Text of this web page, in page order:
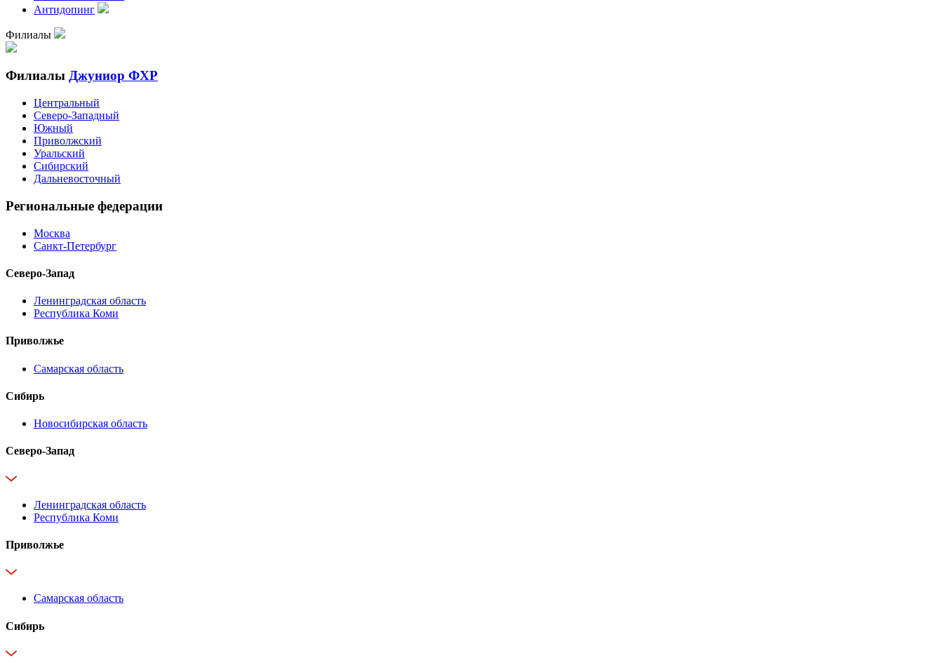
Антидопинг
Филиалы
Филиалы Джуниор ФХР
Центральный
Северо-Западный
Южный
Приволжский
Уральский
Сибирский
Дальневосточный
Региональные федерации
Москва
Санкт-Петербург
Северо-Запад
Ленинградская область
Республика Коми
Приволжье
Самарская область
Сибирь
Новосибирская область
Северо-Запад
Ленинградская область
Республика Коми
Приволжье
Самарская область
Сибирь